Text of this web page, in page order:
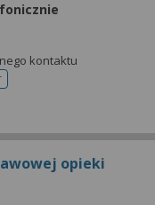
kontaktu
rejestracji
opieki